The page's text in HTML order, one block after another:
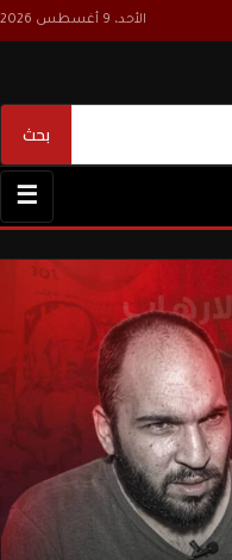
الأحد، 9 أغسطس 2026
بحث
☰